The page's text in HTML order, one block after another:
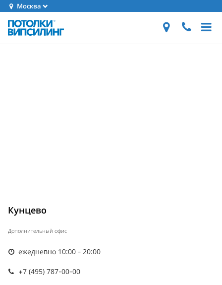
Москва
Кунцево
Дополнительный офис
ежедневно 10:00 - 20:00
+7 (495) 787-00-00